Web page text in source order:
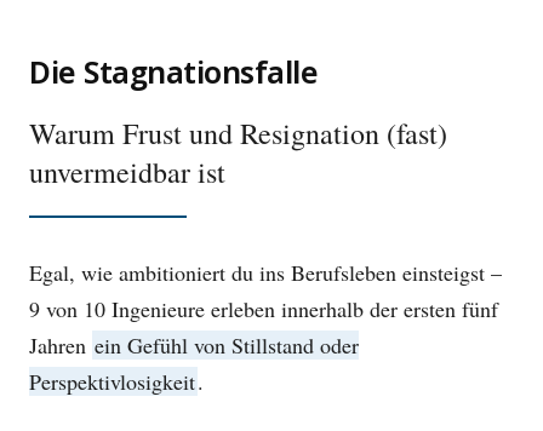
Die Stagnationsfalle
Warum Frust und Resignation (fast)
unvermeidbar ist
Egal, wie ambitioniert du ins Berufsleben einsteigst –
9 von 10 Ingenieure erleben innerhalb der ersten fünf
Jahren ein Gefühl von Stillstand oder
Perspektivlosigkeit.